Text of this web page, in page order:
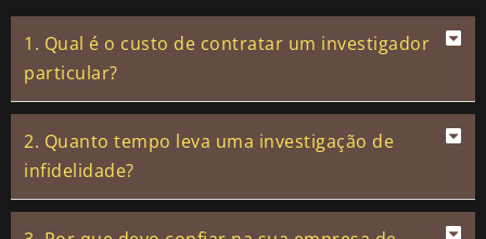
1. Qual é o custo de contratar um investigador
particular?
2. Quanto tempo leva uma investigação de
infidelidade?